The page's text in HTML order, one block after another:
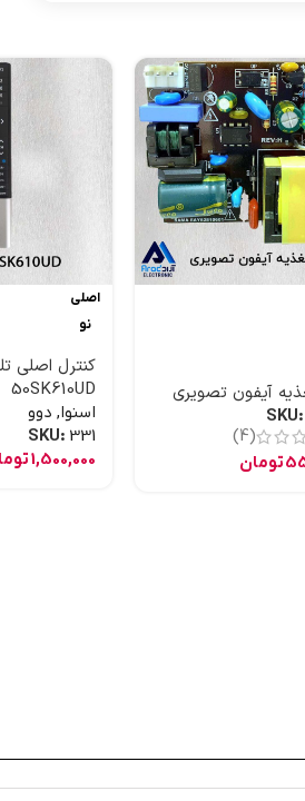
آیفون تصویری
SKU:
(4)
تومان
اصلی
نو
کنترل اصلی
50SK610UD
اسنوا, دوو
SKU: 331
1,500,000